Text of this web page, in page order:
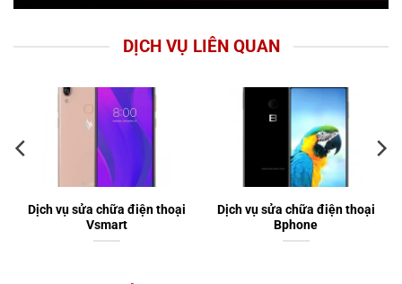
DỊCH VỤ LIÊN QUAN
Dịch vụ sửa chữa điện thoại
Vsmart
Dịch vụ sửa chữa điện thoại
Bphone